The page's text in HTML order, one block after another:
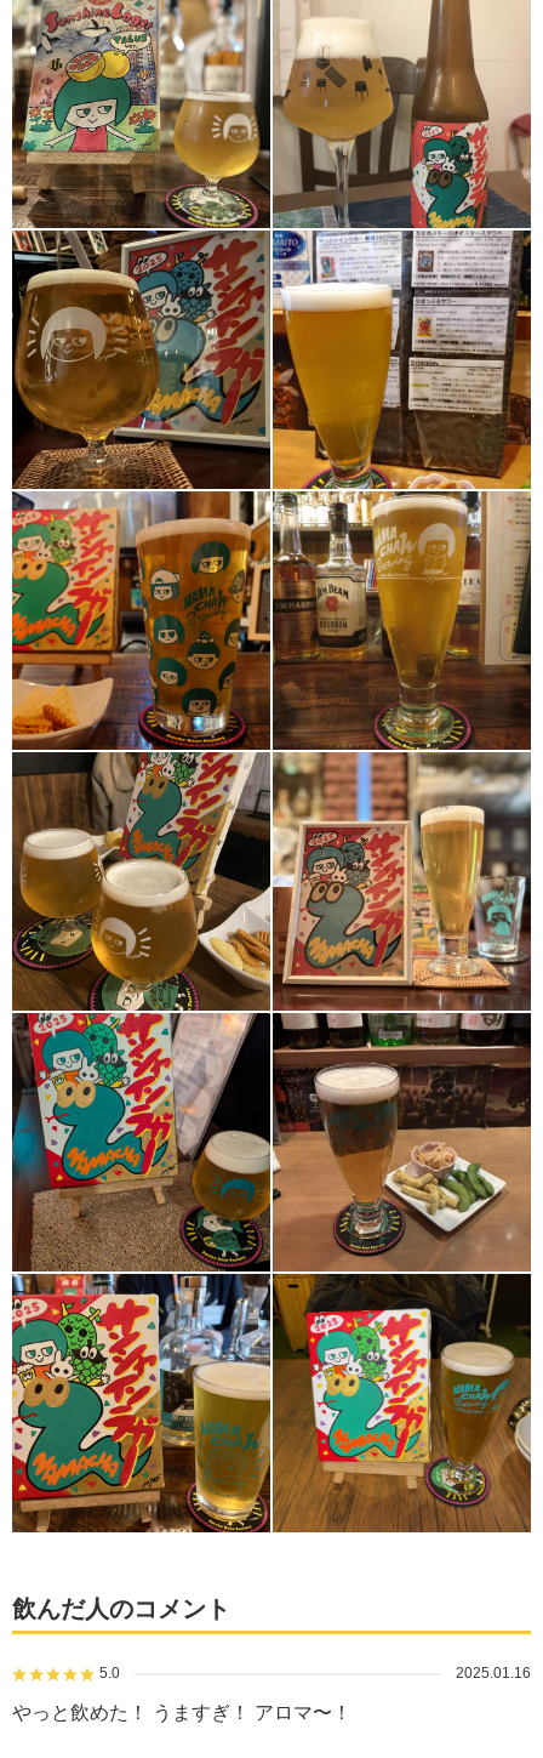
飲んだ人のコメント
5.0 2025.01.16
やっと飲めた！ うますぎ！ アロマ〜！